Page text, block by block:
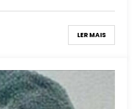
LER MAIS